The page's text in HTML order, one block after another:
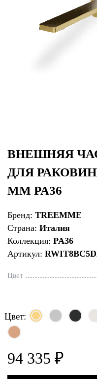
ВНЕШНЯЯ
ДЛЯ
ММ PA36
Бренд: TREEMME
Страна: Италия
Коллекция: PA36
Артикул:
Цвет
Цвет:
94 335 ₽